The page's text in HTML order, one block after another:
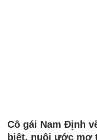
Cô gái Nam Định
biệt, nuôi ước mơ